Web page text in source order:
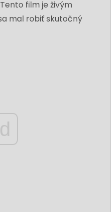
film je živým
mal robiť skutočný